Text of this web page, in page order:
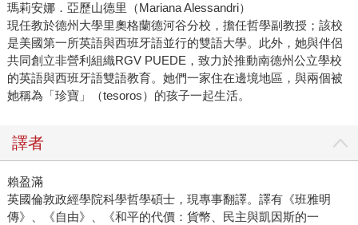
瑪莉安娜．亞歷山德里（Mariana Alessandri）
現任教於德州大學里奧格蘭德河谷分校，擔任哲學副教授；該校
是美國第一所英語與西班牙語並行的雙語大學。此外，她與伴侶
共同創立非營利組織RGV PUEDE，致力於推動南德州公立學校
的英語與西班牙語雙語教育。她們一家住在邊境地區，與兩個被
她稱為「珍寶」（tesoros）的孩子一起生活。
譯者
賴盈滿
英國倫敦政經學院科學哲學碩士，現專事翻譯。譯有《班雅明
傳》、《自由》、《和平的代價：貨幣、民主與凱因斯的一